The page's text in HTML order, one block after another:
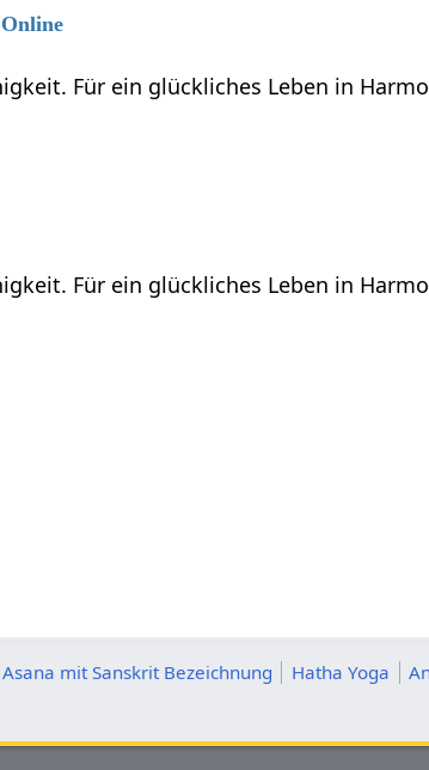
Für ein glückliches Leben in
Für ein glückliches Leben in
Asana mit Sanskrit Bezeichnung Hatha Yoga